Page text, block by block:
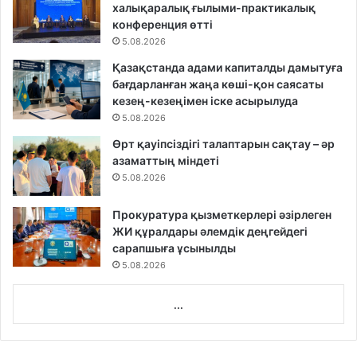
халықаралық ғылыми-практикалық
конференция өтті
5.08.2026
Қазақстанда адами капиталды дамытуға
бағдарланған жаңа көші-қон саясаты
кезең-кезеңімен іске асырылуда
5.08.2026
Өрт қауіпсіздігі талаптарын сақтау – әр
азаматтың міндеті
5.08.2026
Прокуратура қызметкерлері әзірлеген
ЖИ құралдары әлемдік деңгейдегі
сарапшыға ұсынылды
5.08.2026
...